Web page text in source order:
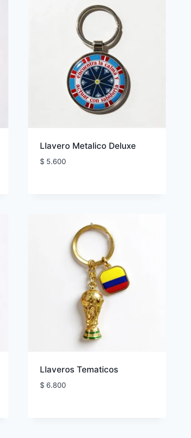
Llavero Metalico Deluxe
$ 5.600
Llaveros Tematicos
$ 6.800